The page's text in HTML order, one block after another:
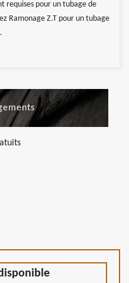
requises pour un tubage de
Ramonage Z.T pour un tubage